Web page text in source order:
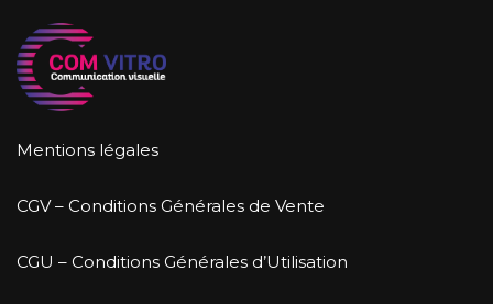
Mentions légales
CGV – Conditions Générales de Vente
CGU – Conditions Générales d’Utilisation